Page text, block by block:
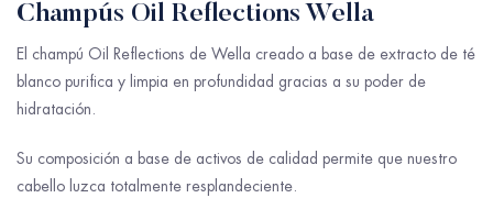
Champús Oil Reflections Wella
El champú Oil Reflections de Wella creado a base de extracto de té
blanco purifica y limpia en profundidad gracias a su poder de
hidratación.
Su composición a base de activos de calidad permite que nuestro
cabello luzca totalmente resplandeciente.